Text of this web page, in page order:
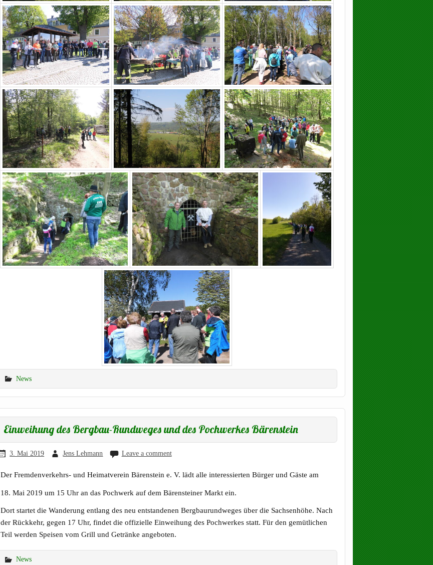
News
Einweihung des Bergbau-Rundweges und des Pochwerkes Bärenstein
3. Mai 2019 Jens Lehmann Leave a comment
Der Fremdenverkehrs- und Heimatverein Bärenstein e. V. lädt alle interessierten Bürger und Gäste am
18. Mai 2019 um 15 Uhr an das Pochwerk auf dem Bärensteiner Markt ein.
Dort startet die Wanderung entlang des neu entstandenen Bergbaurundweges über die Sachsenhöhe. Nach
der Rückkehr, gegen 17 Uhr, findet die offizielle Einweihung des Pochwerkes statt. Für den gemütlichen
Teil werden Speisen vom Grill und Getränke angeboten.
News